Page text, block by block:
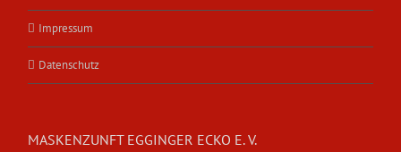
Impressum
Datenschutz
MASKENZUNFT EGGINGER ECKO E. V.